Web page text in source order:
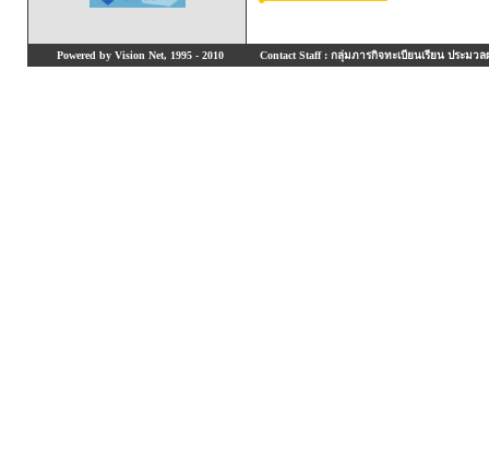
Powered by Vision Net, 1995 - 2010 Contact Staff : กลุ่มภารกิจทะเบียนเรียน ประมวล